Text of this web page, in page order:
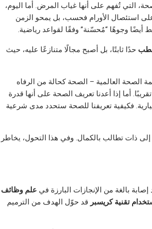
التي تُفهم على أنها غياب المرض. أما اليوم،
استئصال الأورام فحسب، بل يمحو الزمن
أيضًا وجوهًا “مُحسّنة” وفقًا لقواعد رياضية.
حدًا ثابتًا، بل أصبح مجالًا متنازعًا عليه، حيث
الصحة العالمية – الصحة كحالة من الرفاه
أما إذا أعدنا تعريف الصحة على أنها قدرة
فكيفية تعريفنا للصحة ستحدد مدى شرعية
ذات تطالب بالكمال. وفي هذا التحول، يخاطر
بالغة من الإنجازات البارزة في علم وظائف
تقنية كريسبر قد حوّل الهدف من الترميم